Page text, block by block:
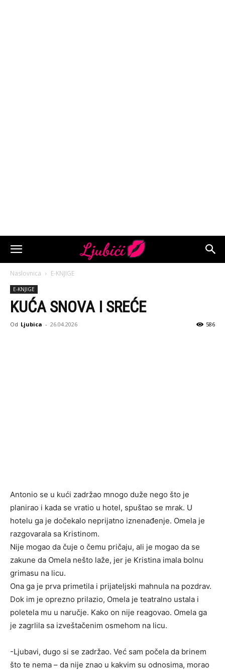
Naslovnica E-KNJIGE
E-KNJIGE
KUĆA SNOVA I SREĆE
Od Ljubica - 26.04.2026 586
Antonio se u kući zadržao mnogo duže nego što je
planirao i kada se vratio u hotel, spuštao se mrak. U
hotelu ga je dočekalo neprijatno iznenađenje. Omela je
razgovarala sa Kristinom.
Nije mogao da čuje o čemu pričaju, ali je mogao da se
zakune da Omela nešto laže, jer je Kristina imala bolnu
grimasu na licu.
Ona ga je prva primetila i prijateljski mahnula na pozdrav.
Dok im je oprezno prilazio, Omela je teatralno ustala i
poletela mu u naručje. Kako on nije reagovao. Omela ga
je zagrlila sa izveštačenim osmehom na licu.
-Ljubavi, dugo si se zadržao. Već sam počela da brinem
što te nema – da nije znao u kakvim su odnosima, morao